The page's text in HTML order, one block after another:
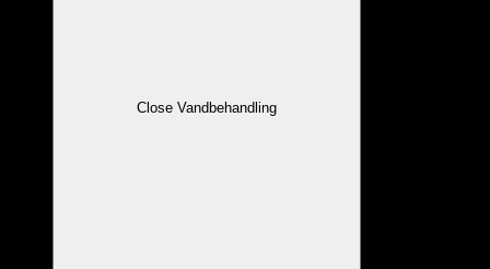
Close Vandbehandling